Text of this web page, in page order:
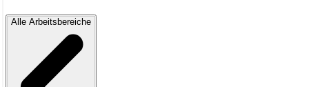
Alle Arbeitsbereiche